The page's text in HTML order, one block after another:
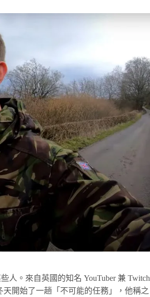
人。來自英國的知名 YouTuber 兼 Twitch
天開始了一趟「不可能的任務」，他稱之